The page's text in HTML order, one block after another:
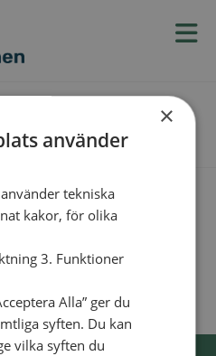
Blog ×
använder
tekniska
kakor, för olika
3. Funktioner
Alla” ger du
syften. Du kan
vilka syften du